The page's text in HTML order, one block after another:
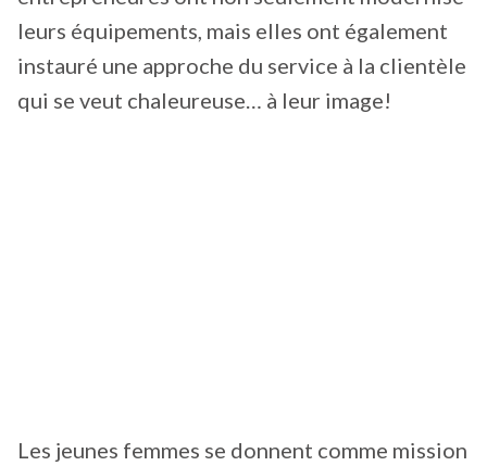
leurs équipements, mais elles ont également
instauré une approche du service à la clientèle
qui se veut chaleureuse… à leur image!
Les jeunes femmes se donnent comme mission